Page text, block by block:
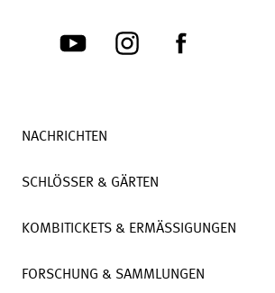
NACHRICHTEN
SCHLÖSSER & GÄRTEN
KOMBITICKETS & ERMÄSSIGUNGEN
FORSCHUNG & SAMMLUNGEN